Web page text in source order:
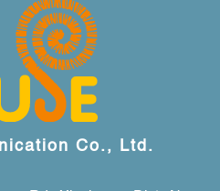
Co., Ltd.